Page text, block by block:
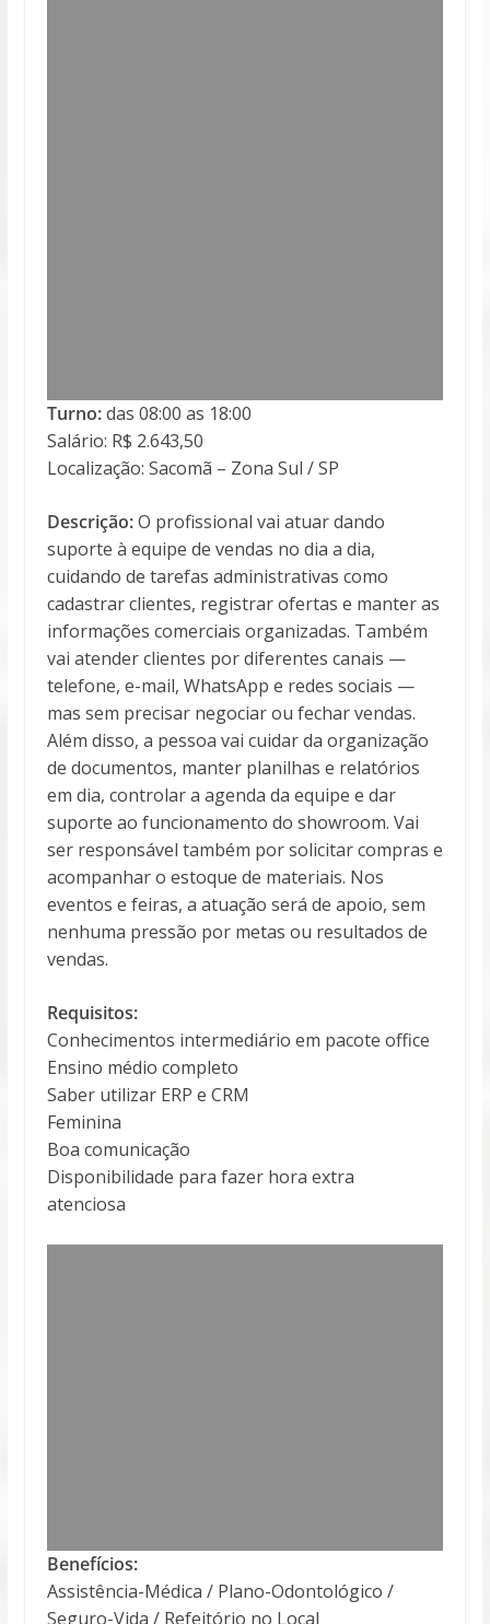
Turno:das 08:00 as 18:00
Salário: R$ 2.643,50
Localização: Sacomã – Zona Sul / SP
Descrição:O profissional vai atuar dando
suporte à equipe de vendas no dia a dia,
cuidando de tarefas administrativas como
cadastrar clientes, registrar ofertas e manter as
informações comerciais organizadas. Também
vai atender clientes por diferentes canais —
telefone, e-mail, WhatsApp e redes sociais —
mas sem precisar negociar ou fechar vendas.
Além disso, a pessoa vai cuidar da organização
de documentos, manter planilhas e relatórios
em dia, controlar a agenda da equipe e dar
suporte ao funcionamento do showroom. Vai
ser responsável também por solicitar compras e
acompanhar o estoque de materiais. Nos
eventos e feiras, a atuação será de apoio, sem
nenhuma pressão por metas ou resultados de
vendas.
Requisitos:
Conhecimentos intermediário em pacote office
Ensino médio completo
Saber utilizar ERP e CRM
Feminina
Boa comunicação
Disponibilidade para fazer hora extra
atenciosa
Benefícios:
Assistência-Médica / Plano-Odontológico /
Seguro-Vida / Refeitório no Local